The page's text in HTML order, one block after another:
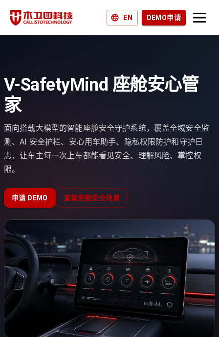
EN
DEMO申请
加入我们
新闻和博客
V-SafetyMind 座舱安心管
家
面向搭载大模型的智能座舱安全守护系统，覆盖全域安全监
测、AI 安全护栏、安心用车助手、隐私权限防护和守护日
志，让车主每一次上车都能看见安全、理解风险、掌控权
限。
申请 DEMO 查看座舱安全场景